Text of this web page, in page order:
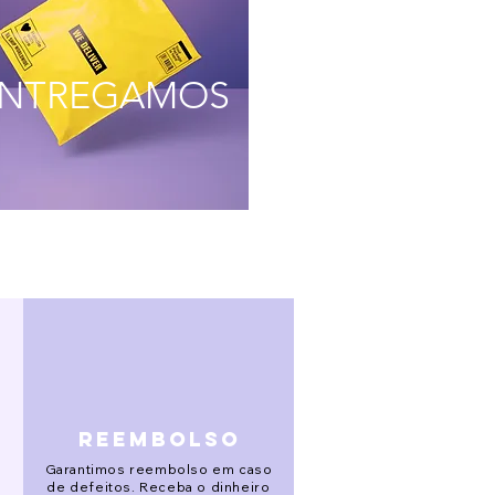
reembolso
Garantimos reembolso em caso
de defeitos. Receba o dinheiro